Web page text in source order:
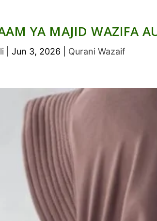
YA MAJID WAZIFA
Jun 3, 2026 Qurani Wazaif